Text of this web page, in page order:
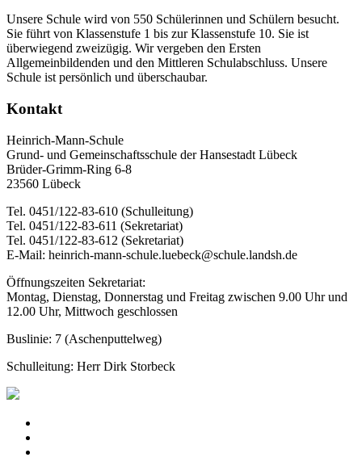
Unsere Schule wird von 550 Schülerinnen und Schülern besucht.
Sie führt von Klassenstufe 1 bis zur Klassenstufe 10. Sie ist
überwiegend zweizügig. Wir vergeben den Ersten
Allgemeinbildenden und den Mittleren Schulabschluss. Unsere
Schule ist persönlich und überschaubar.
Kontakt
Heinrich-Mann-Schule
Grund- und Gemeinschaftsschule der Hansestadt Lübeck
Brüder-Grimm-Ring 6-8
23560 Lübeck
Tel. 0451/122-83-610 (Schulleitung)
Tel. 0451/122-83-611 (Sekretariat)
Tel. 0451/122-83-612 (Sekretariat)
E-Mail: heinrich-mann-schule.luebeck@schule.landsh.de
Öffnungszeiten Sekretariat:
Montag, Dienstag, Donnerstag und Freitag zwischen 9.00 Uhr und
12.00 Uhr, Mittwoch geschlossen
Buslinie: 7 (Aschenputtelweg)
Schulleitung: Herr Dirk Storbeck